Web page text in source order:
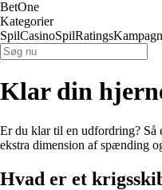
BetOne
Kategorier
SpilCasinoSpilRatings
Klar din
Er du klar til en udfordring? Så
ekstra dimension af spænding
Hvad er et